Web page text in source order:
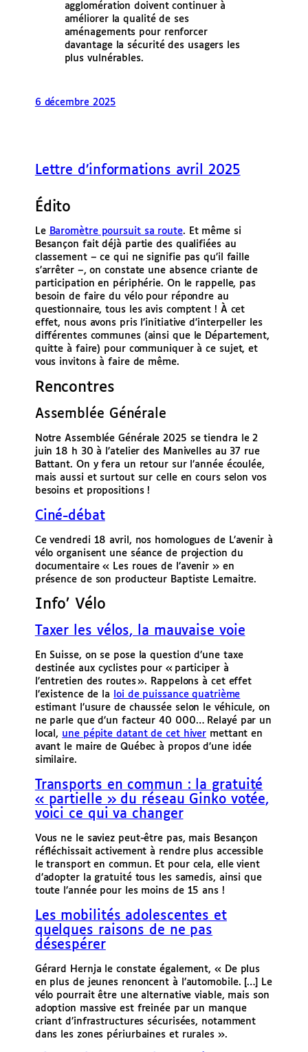
agglomération doivent continuer à
améliorer la qualité de ses
aménagements pour renforcer
davantage la sécurité des usagers les
plus vulnérables.
6 décembre 2025
Lettre d’informations avril 2025
Édito
Le Baromètre poursuit sa route. Et même si
Besançon fait déjà partie des qualifiées au
classement – ce qui ne signifie pas qu’il faille
s’arrêter –, on constate une absence criante de
participation en périphérie. On le rappelle, pas
besoin de faire du vélo pour répondre au
questionnaire, tous les avis comptent ! À cet
effet, nous avons pris l’initiative d’interpeller les
différentes communes (ainsi que le Département,
quitte à faire) pour communiquer à ce sujet, et
vous invitons à faire de même.
Rencontres
Assemblée Générale
Notre Assemblée Générale 2025 se tiendra le 2
juin 18 h 30 à l’atelier des Manivelles au 37 rue
Battant. On y fera un retour sur l’année écoulée,
mais aussi et surtout sur celle en cours selon vos
besoins et propositions !
Ciné-débat
Ce vendredi 18 avril, nos homologues de L’avenir à
vélo organisent une séance de projection du
documentaire « Les roues de l’avenir » en
présence de son producteur Baptiste Lemaitre.
Info’ Vélo
Taxer les vélos, la mauvaise voie
En Suisse, on se pose la question d’une taxe
destinée aux cyclistes pour « participer à
l’entretien des routes ». Rappelons à cet effet
l’existence de la
loi de puissance quatrième
estimant l’usure de chaussée selon le véhicule, on
ne parle que d’un facteur 40 000… Relayé par un
local, une pépite datant de cet hiver mettant en
avant le maire de Québec à propos d’une idée
similaire.
Transports en commun : la gratuité
« partielle » du réseau Ginko votée,
voici ce qui va changer
Vous ne le saviez peut-être pas, mais Besançon
réfléchissait activement à rendre plus accessible
le transport en commun. Et pour cela, elle vient
d’adopter la gratuité tous les samedis, ainsi que
toute l’année pour les moins de 15 ans !
Les mobilités adolescentes et
quelques raisons de ne pas
désespérer
Gérard Hernja le constate également, « De plus
en plus de jeunes renoncent à l’automobile. […] Le
vélo pourrait être une alternative viable, mais son
adoption massive est freinée par un manque
criant d’infrastructures sécurisées, notamment
dans les zones périurbaines et rurales ».